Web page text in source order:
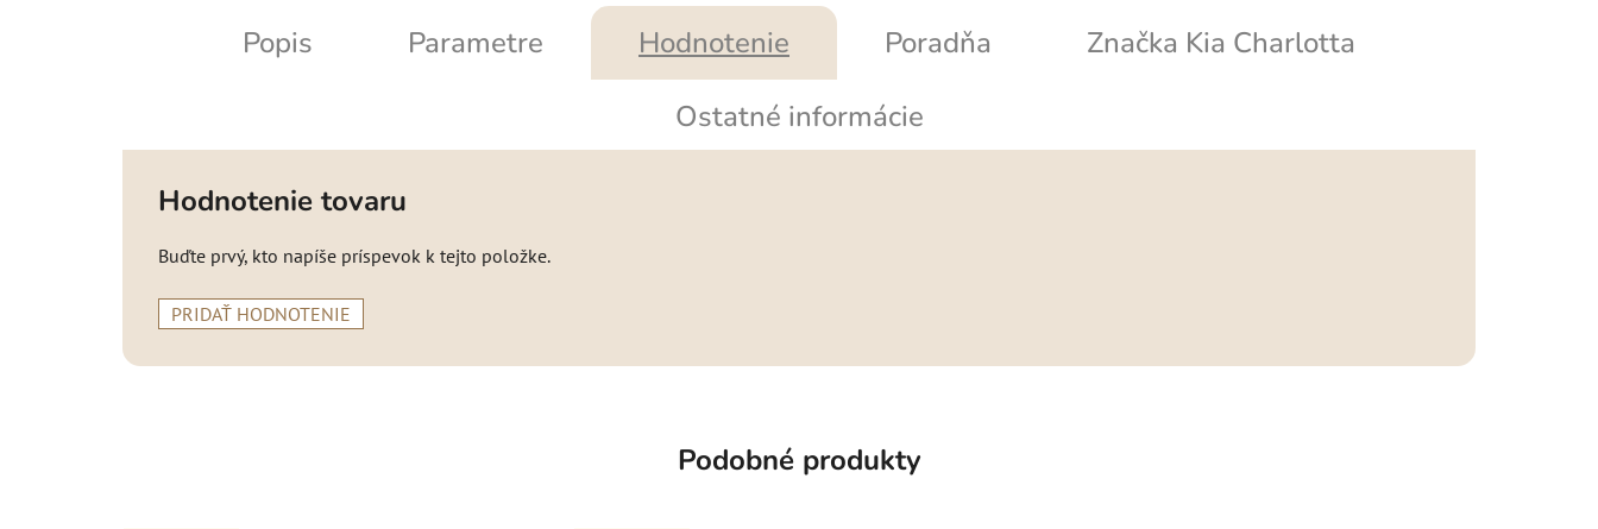
Popis Parametre Hodnotenie Poradňa Značka Kia Charlotta
Ostatné informácie
Hodnotenie tovaru
Buďte prvý, kto napíše príspevok k tejto položke.
PRIDAŤ HODNOTENIE
Podobné produkty